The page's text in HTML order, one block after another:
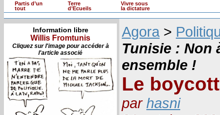
Partis d’un
tout
Terre
d’Ecueils
Vivre sous
la dictature
Information libre
Willis Fromtunis
Cliquez sur l'image pour accéder à
l'article associé
Agora >
Tunisie : Non
ensemble !
Le
par hasni